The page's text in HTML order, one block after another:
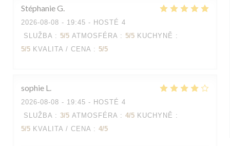
StéphanieG
2026-08-08 - 19:45 - HOSTÉ 4
SLUŽBA : 5/5 ATMOSFÉRA : 5/5 KUCHYNĚ :
5/5 KVALITA / CENA : 5/5
sophie L
2026-08-08 - 19:45 - HOSTÉ 4
SLUŽBA : 3/5 ATMOSFÉRA : 4/5 KUCHYNĚ :
5/5 KVALITA / CENA : 4/5